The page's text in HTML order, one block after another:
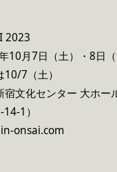
2023
10月7日（土）・8日
7（土）
宿文化センター 大ホー
1）
onsai.com